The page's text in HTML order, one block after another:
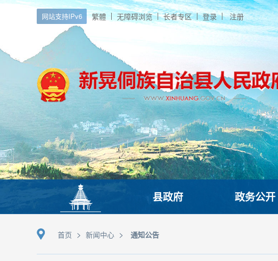
网站支持IPv6 繁體 无障碍浏览 长者专区 登录 注册
县政府 政务公开
首页 > 新闻中心 > 通知公告